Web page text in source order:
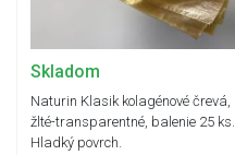
Skladom
Naturin Klasik kolagénové črevá,
žlté-transparentné, balenie 25 ks.
Hladký povrch.